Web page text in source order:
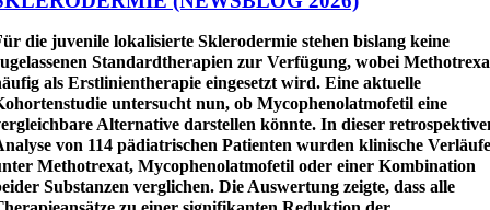
die juvenile lokalisierte Sklerodermie stehen bislang keine
Standardtherapien zur Verfügung, wobei
als Erstlinientherapie eingesetzt wird. Eine aktuelle
untersucht nun, ob Mycophenolatmofetil eine
Alternative darstellen könnte. In dieser
von 114 pädiatrischen Patienten wurden klinische Verläufe
Methotrexat, Mycophenolatmofetil oder einer Kombination
Substanzen verglichen. Die Auswertung zeigte, dass alle